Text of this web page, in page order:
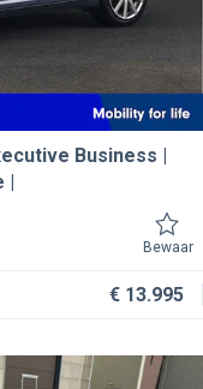
Business |
|
Bewaar
€ 13.995